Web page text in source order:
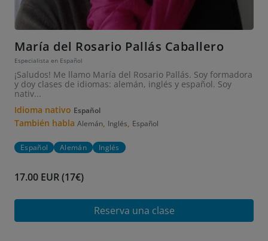
María del Rosario Pallás Caballero
Especialista en Español
¡Saludos! Me llamo María del Rosario Pallás. Soy formadora
y doy clases de idiomas: alemán, inglés y español. Soy
nativ...
Idioma nativo Español
También habla Alemán, Inglés, Español
Español Alemán Inglés
17.00 EUR (17€)
Reserva una clase